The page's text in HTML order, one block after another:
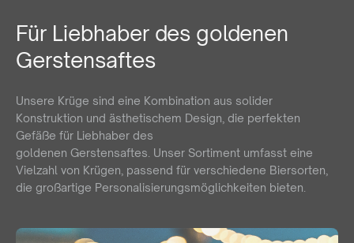
Für Liebhaber des goldenen
Gerstensaftes
Unsere Krüge sind eine Kombination aus solider
Konstruktion und ästhetischem Design, die perfekten
Gefäße für Liebhaber des
goldenen Gerstensaftes. Unser Sortiment umfasst eine
Vielzahl von Krügen, passend für verschiedene Biersorten,
die großartige Personalisierungsmöglichkeiten bieten.